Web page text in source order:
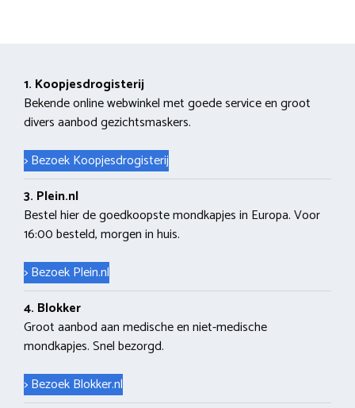
1. Koopjesdrogisterij
Bekende online webwinkel met goede service en groot
divers aanbod gezichtsmaskers.
> Bezoek Koopjesdrogisterij
3. Plein.nl
Bestel hier de goedkoopste mondkapjes in Europa. Voor
16:00 besteld, morgen in huis.
> Bezoek Plein.nl
4. Blokker
Groot aanbod aan medische en niet-medische
mondkapjes. Snel bezorgd.
> Bezoek Blokker.nl